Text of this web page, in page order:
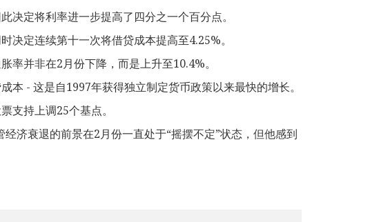
决定将利率进一步提高了四分之一个百分点。
决定连续第十一次将借贷成本提高至4.25%。
率并非在2月份下降，而是上升至10.4%。
- 这是自1997年获得独立制定货币政策以来最快的增长。
支持上调25个基点。
济衰退的前景在2月份一直处于“摇摆不定”状态，但他感到